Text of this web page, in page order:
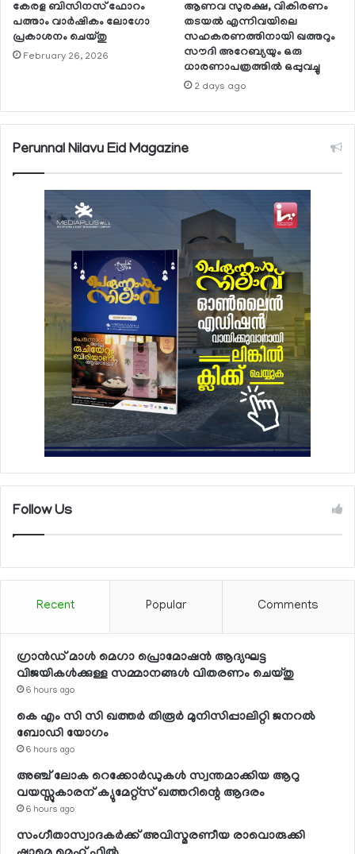
കേരള ബിസിനസ് ഫോറം
പത്താം വാര്‍ഷികം ലോഗോ
പ്രകാശനം ചെയ്തു
February 26, 2026
ആണവ സുരക്ഷ, വികിരണം
തടയല്‍ എന്നിവയിലെ
സഹകരണത്തിനായി ഖത്തറും
സൗദി അറേബ്യയും ഒരു
ധാരണാപത്രത്തില്‍ ഒപ്പുവച്ചു
2 days ago
Perunnal Nilavu Eid Magazine
Follow Us
Recent Popular Comments
ഗ്രാന്‍ഡ് മാള്‍ മെഗാ പ്രൊമോഷന്‍ ആദ്യഘട്ട
വിജയികള്‍ക്കുള്ള സമ്മാനങ്ങള്‍ വിതരണം ചെയ്തു
6 hours ago
കെ എം സി സി ഖത്തര്‍ തിരൂര്‍ മുനിസിപ്പാലിറ്റി ജനറല്‍
ബോഡി യോഗം
6 hours ago
അഞ്ച് ലോക റെക്കോര്‍ഡുകള്‍ സ്വന്തമാക്കിയ ആറു
വയസ്സുകാരന് ക്യുമേറ്റ്‌സ് ഖത്തറിന്റെ ആദരം
6 hours ago
സംഗീതാസ്വാദകര്‍ക്ക് അവിസ്മരണീയ രാവൊരുക്കി